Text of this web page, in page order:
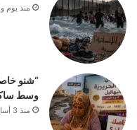
منذ يوم
“شنو
وسط
منذ 3 أسابيع